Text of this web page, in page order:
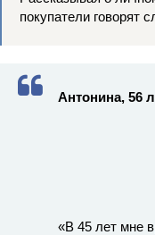
покупатели говорят
Антонина, 56
«В 45 лет мне